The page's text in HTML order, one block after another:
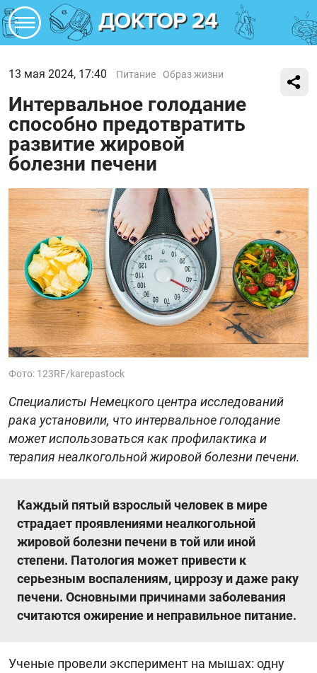
13 мая 2024, 17:40 Питание Образ жизни
Интервальное голодание
способно предотвратить
развитие жировой
болезни печени
Фото: 123RF/karepastock
Специалисты Немецкого центра исследований
рака установили, что интервальное голодание
может использоваться как профилактика и
терапия неалкогольной жировой болезни печени.
Каждый пятый взрослый человек в мире
страдает проявлениями неалкогольной
жировой болезни печени в той или иной
степени. Патология может привести к
серьезным воспалениям, циррозу и даже раку
печени. Основными причинами заболевания
считаются ожирение и неправильное питание.
Ученые провели эксперимент на мышах: одну